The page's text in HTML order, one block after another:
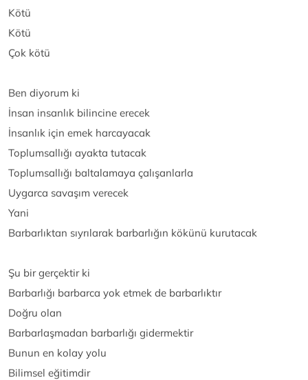
Kötü
Kötü
Çok kötü
Ben diyorum ki
İnsan insanlık bilincine erecek
İnsanlık için emek harcayacak
Toplumsallığı ayakta tutacak
Toplumsallığı baltalamaya çalışanlarla
Uygarca savaşım verecek
Yani
Barbarlıktan sıyrılarak barbarlığın kökünü kurutacak
Şu bir gerçektir ki
Barbarlığı barbarca yok etmek de barbarlıktır
Doğru olan
Barbarlaşmadan barbarlığı gidermektir
Bunun en kolay yolu
Bilimsel eğitimdir